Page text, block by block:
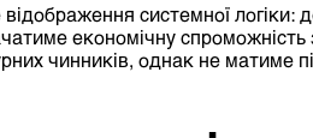
системної логіки:
економічну
чинників, однак не матиме